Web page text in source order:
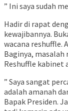
” Ini saya sudah
Hadir di rapat
kewajibannya.
wacana reshuffle.
Baginya, masalah
Reshuffle kabinet
” Saya sangat
adalah amanah
Bapak Presiden.